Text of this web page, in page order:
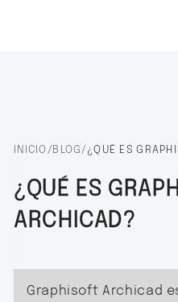
INICIO / BLOG / ¿QUÉ ES
¿QUÉ ES
ARCHICAD?
Graphisoft Archicad